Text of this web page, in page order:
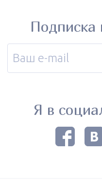
Подписка
Я в